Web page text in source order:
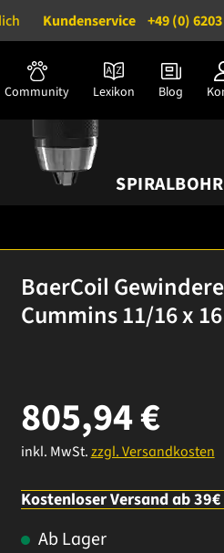
Kundenservice +49 (0)
Community Lexikon Blog
BaerCoil
Cummins 11/16 x 16
805,94 €
inkl. MwSt.zzgl. Versandkosten
Kostenloser Versand ab 39€
Ab Lager